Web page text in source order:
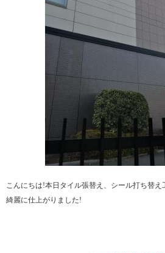
こんにちは!本日タイル張替え、シール打ち替え
綺麗に仕上がりました!